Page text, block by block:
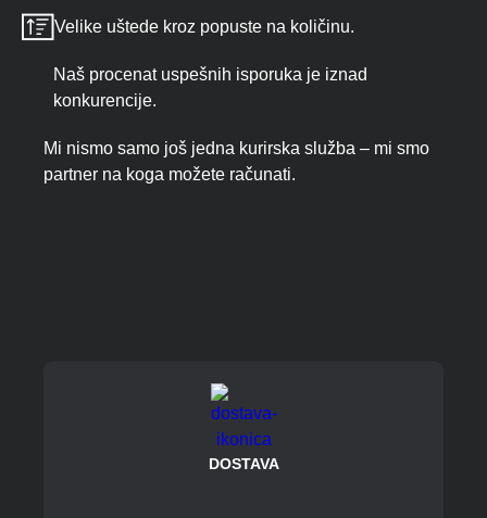
Velike uštede kroz popuste na količinu.
Naš procenat uspešnih isporuka je iznad
konkurencije.
Mi nismo samo još jedna kurirska služba – mi smo
partner na koga možete računati.
DOSTAVA